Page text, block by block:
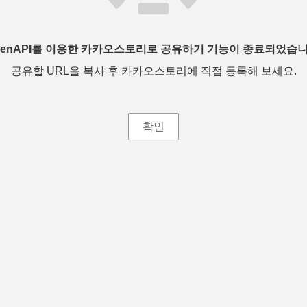
를 이용한 카카오스토리로 공유하기 기능이 종료되었습
공유할 URL을 복사 후 카카오스토리에 직접 등록해 보세요.
확인